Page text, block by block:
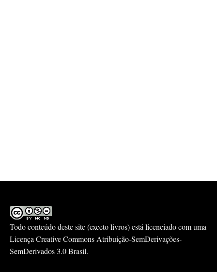
Todo conteúdo deste site (exceto livros) está licenciado com uma
Licença Creative Commons Atribuição-SemDerivações-
SemDerivados 3.0 Brasil.